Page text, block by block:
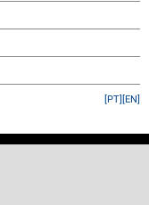
[EN]
[PT]